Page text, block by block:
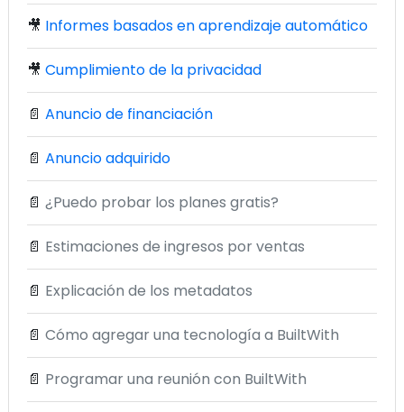
🎥 Informes basados en aprendizaje automático
🎥 Cumplimiento de la privacidad
📄 Anuncio de financiación
📄 Anuncio adquirido
📄 ¿Puedo probar los planes gratis?
📄 Estimaciones de ingresos por ventas
📄 Explicación de los metadatos
📄 Cómo agregar una tecnología a BuiltWith
📄 Programar una reunión con BuiltWith